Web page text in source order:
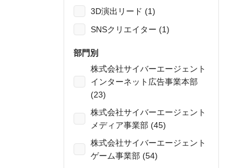
3D演出リード (1)
SNSクリエイター (1)
部門別
株式会社サイバーエージェント
インターネット広告事業本部
(23)
株式会社サイバーエージェント
メディア事業部 (45)
株式会社サイバーエージェント
ゲーム事業部 (54)